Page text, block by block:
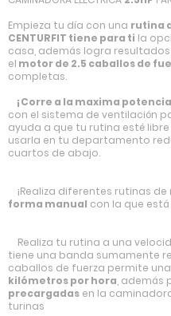
Empieza tu día con una rutina
CENTURFIT tiene para ti la
casa, además logra
el motor de 2.5 caballos de
completas.
¡Corre a la maxima
con el sistema de ventilación
ayuda a que tu rutina esté
usarla en tu departamento
cuartos de abajo.
¡Realiza diferentes rutinas
forma manual con la que
Realiza tu rutina a una
tiene una banda sumamente
caballos de fuerza permite una
kilómetros por hora , además
precargadas en la
turinas